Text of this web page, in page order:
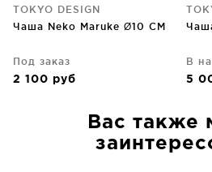
TOKYO DESIGN
Чаша Neko Maruke Ø10 CM
Под заказ
2 100 руб
В
5
Вас также